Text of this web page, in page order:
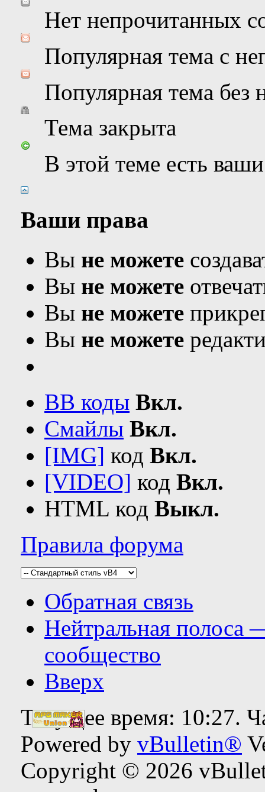
Нет непрочитанных
Популярная тема с
Популярная тема
Тема закрыта
В этой теме есть
Ваши права
Вы не можете
Вы не можете
Вы не можете
Вы не можете
BB коды Вкл.
Смайлы Вкл.
[IMG] код Вкл.
[VIDEO] код Вкл.
HTML код Выкл.
Правила форума
Обратная связь
Нейтральная полоса
сообщество
Вверх
Текущее время: 10:27.
Powered by vBulletin®
Copyright © 2026